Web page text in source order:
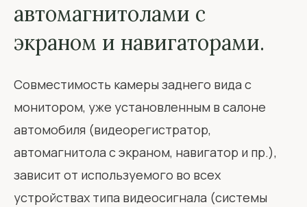
автомагнитолами с
экраном и навигаторами.
Совместимость камеры заднего вида с
монитором, уже установленным в салоне
автомобиля (видеорегистратор,
автомагнитола с экраном, навигатор и пр.),
зависит от используемого во всех
устройствах типа видеосигнала (системы